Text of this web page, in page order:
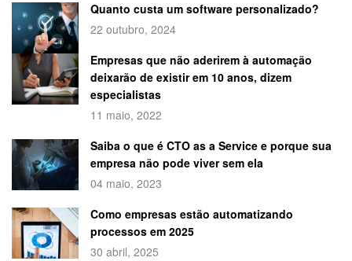
Quanto custa um software personalizado?
22 outubro, 2024
Empresas que não aderirem à automação
deixarão de existir em 10 anos, dizem
especialistas
11 maio, 2022
Saiba o que é CTO as a Service e porque sua
empresa não pode viver sem ela
04 maio, 2023
Como empresas estão automatizando
processos em 2025
30 abril, 2025